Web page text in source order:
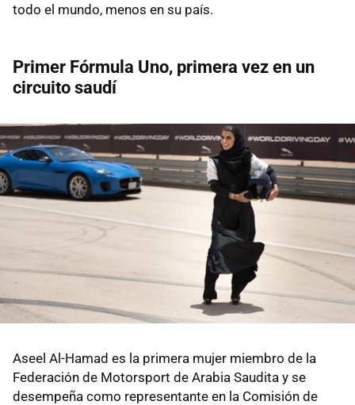
todo el mundo, menos en su país.
Primer Fórmula Uno, primera vez en un
circuito saudí
Aseel Al-Hamad es la primera mujer miembro de la
Federación de Motorsport de Arabia Saudita y se
desempeña como representante en la Comisión de